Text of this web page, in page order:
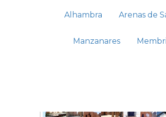
Alhambra Arenas de
Manzanares